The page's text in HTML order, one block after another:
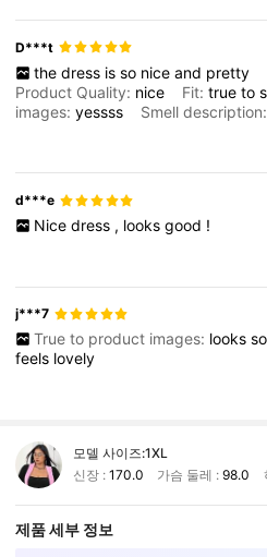
D***t
the dress is so nice and pretty
Product Quality: nice Fit:trueto
images:yessss Smell description:
d***e
Nice dress , looks good !
j***7
True to product images: looks so
feels lovely
모델 사이즈:1XL
신장 : 170.0 가슴 둘레 :98.0
제품 세부 정보